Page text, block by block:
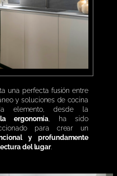
una perfecta fusión entre
y soluciones de cocina
elemento, desde la
ergonomía, ha sido
para crear un
y profundamente
del lugar.